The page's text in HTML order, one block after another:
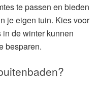
te passen en bieden
je eigen tuin. Kies voor
de winter kunnen
besparen.